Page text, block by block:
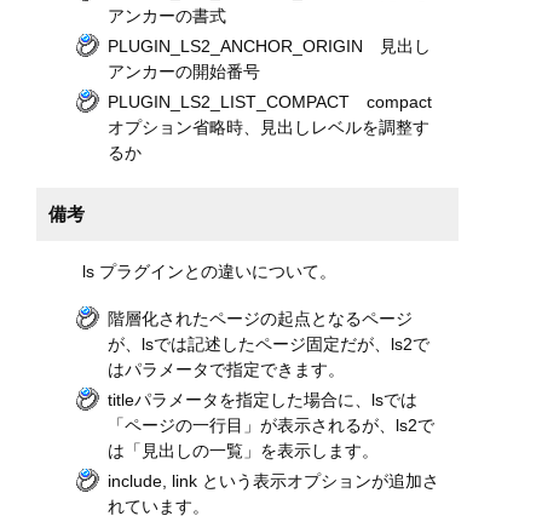
アンカーの書式
PLUGIN_LS2_ANCHOR_ORIGIN 見出し
アンカーの開始番号
PLUGIN_LS2_LIST_COMPACT compact
オプション省略時、見出しレベルを調整す
るか
備考
ls プラグインとの違いについて。
階層化されたページの起点となるページ
が、lsでは記述したページ固定だが、ls2で
はパラメータで指定できます。
titleパラメータを指定した場合に、lsでは
「ページの一行目」が表示されるが、ls2で
は「見出しの一覧」を表示します。
include, link という表示オプションが追加さ
れています。